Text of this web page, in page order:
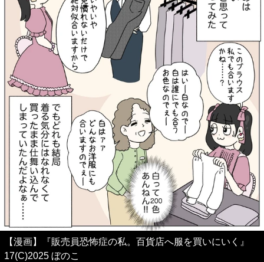
【漫画】『販売員恐怖症の私。百貨店へ服を買いにいく』
17(C)2025 ぼのこ